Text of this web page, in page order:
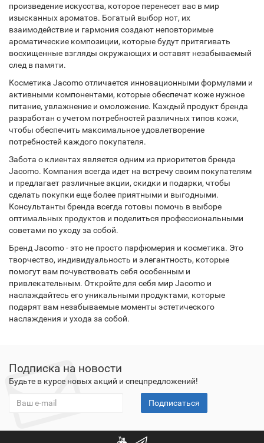
произведение искусства, которое перенесет вас в мир
изысканных ароматов. Богатый выбор нот, их
взаимодействие и гармония создают неповторимые
ароматические композиции, которые будут притягивать
восхищенные взгляды окружающих и оставят незабываемый
след в памяти.
Косметика Jacomo отличается инновационными формулами и
активными компонентами, которые обеспечат коже нужное
питание, увлажнение и омоложение. Каждый продукт бренда
разработан с учетом потребностей различных типов кожи,
чтобы обеспечить максимальное удовлетворение
потребностей каждого покупателя.
Забота о клиентах является одним из приоритетов бренда
Jacomo. Компания всегда идет на встречу своим покупателям
и предлагает различные акции, скидки и подарки, чтобы
сделать покупки еще более приятными и выгодными.
Консультанты бренда всегда готовы помочь в выборе
оптимальных продуктов и поделиться профессиональными
советами по уходу за собой.
Бренд Jacomo - это не просто парфюмерия и косметика. Это
творчество, индивидуальность и элегантность, которые
помогут вам почувствовать себя особенным и
привлекательным. Откройте для себя мир Jacomo и
наслаждайтесь его уникальными продуктами, которые
подарят вам незабываемые моменты эстетического
наслаждения и ухода за собой.
Подписка на новости
Будьте в курсе новых акций и спецпредложений!
Подписаться